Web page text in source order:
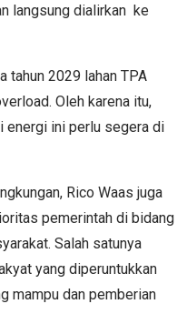
langsung dialirkan ke
tahun 2029 lahan TPA
Oleh karena itu,
energi ini perlu segera di
Rico Waas juga
pemerintah di bidang
Salah satunya
yang diperuntukkan
mampu dan pemberian